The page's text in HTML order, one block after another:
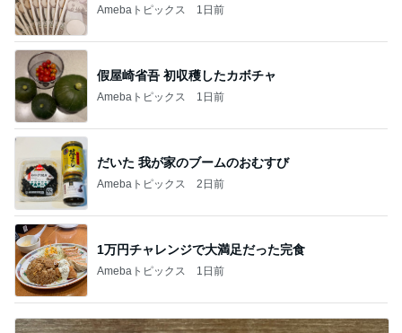
Amebaトピックス 1日前
假屋崎省吾 初収穫したカボチャ
Amebaトピックス 1日前
だいた 我が家のブームのおむすび
Amebaトピックス 2日前
1万円チャレンジで大満足だった完食
Amebaトピックス 1日前